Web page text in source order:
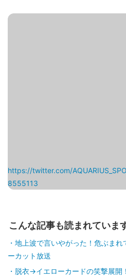
https://twitter.com/
8555113
こんな記事も読まれていま
地上波で言いやがった！危ぶまれ
ーカット放送
脱衣→イエローカードの笑撃展開